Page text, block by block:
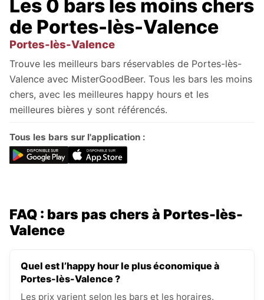
Les 0 bars les moins chers
de Portes-lès-Valence
Portes-lès-Valence
Trouve les meilleurs bars réservables de Portes-lès-
Valence avec MisterGoodBeer. Tous les bars les moins
chers, avec les meilleures happy hours et les
meilleures bières y sont référencés.
Tous les bars sur l'application :
FAQ : bars pas chers à Portes-lès-
Valence
Quel est l’happy hour le plus économique à
Portes-lès-Valence ?
Les prix varient selon les bars et les horaires.